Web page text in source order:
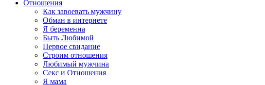
Отношения
Как завоевать мужчину
Обман в интернете
Я беременна
Быть Любимой
Первое свидание
Строим отношения
Любимый мужчина
Секс и Отношения
Я мама